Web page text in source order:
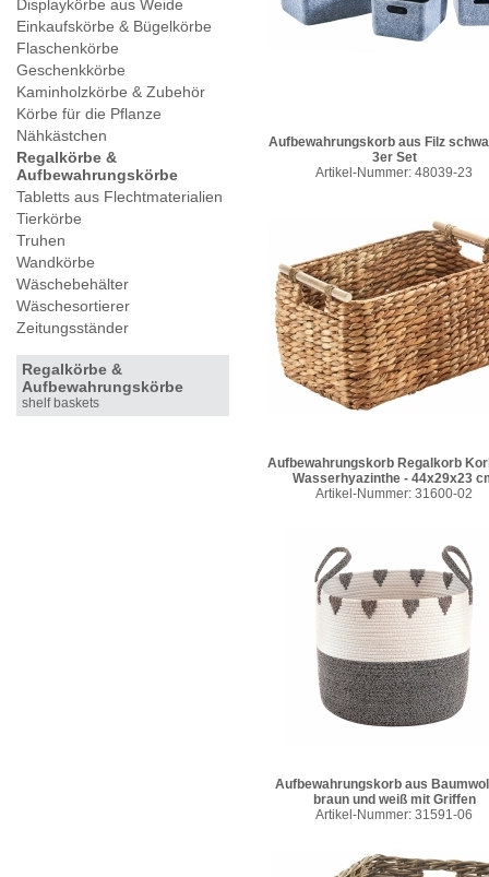
Displaykörbe aus Weide
Einkaufskörbe & Bügelkörbe
Flaschenkörbe
Geschenkkörbe
Kaminholzkörbe & Zubehör
Körbe für die Pflanze
Nähkästchen
Regalkörbe &
Aufbewahrungskörbe
Tabletts aus Flechtmaterialien
Tierkörbe
Truhen
Wandkörbe
Wäschebehälter
Wäschesortierer
Zeitungsständer
Regalkörbe &
Aufbewahrungskörbe
shelf baskets
Aufbewahrungskorb aus Filz
3er Set
Artikel-Nummer: 48039-23
Aufbewahrungskorb Regalkorb
Wasserhyazinthe - 44x29x23
Artikel-Nummer: 31600-02
Aufbewahrungskorb aus
braun und weiß mit Griffen
Artikel-Nummer: 31591-06